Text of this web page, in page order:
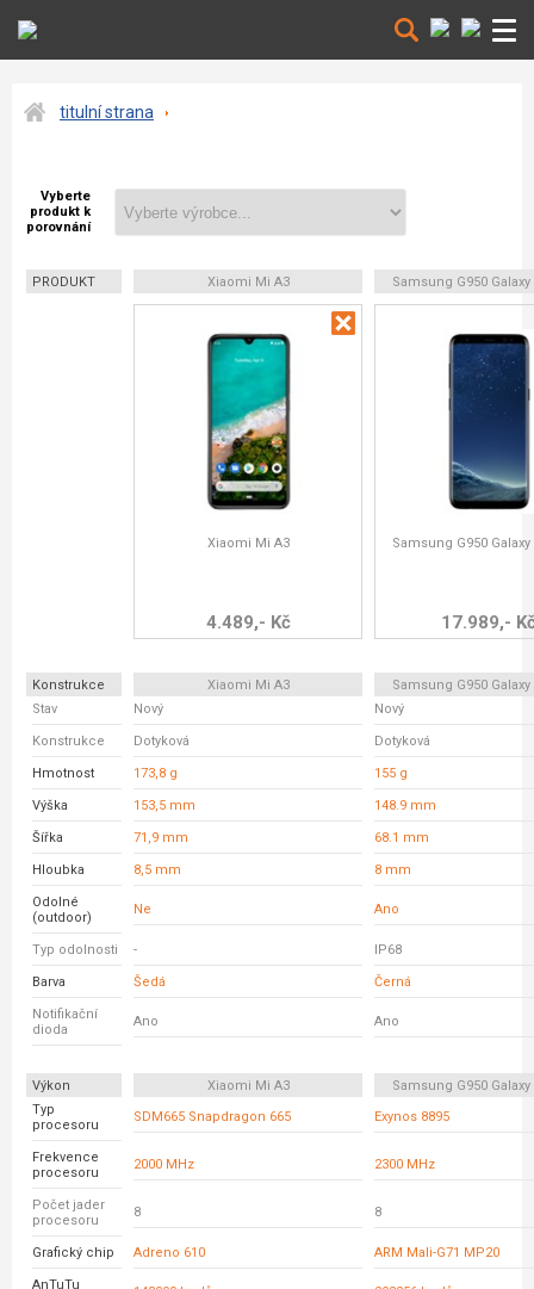
titulní strana
Vyberte
produkt k
porovnání
PRODUKT Xiaomi Mi A3 Samsung G950 Galaxy
Xiaomi Mi A3
4.489,- Kč
Samsung G950 Galaxy
17.989,-
Konstrukce Xiaomi Mi A3
Samsung G950 Galaxy
Stav
Nový Nový
Konstrukce Dotyková Dotyková
Hmotnost 173,8 g 155 g
Výška 153,5 mm 148.9 mm
Šířka 71,9 mm 68.1 mm
Hloubka 8,5 mm 8 mm
Odolné
(outdoor)
Ne Ano
Typ odolnosti - IP68
Barva Šedá Černá
Notifikační
dioda
Ano Ano
Výkon Xiaomi Mi A3
Samsung G950 Galaxy
Typ
procesoru
SDM665 Snapdragon 665 Exynos 8895
Frekvence
procesoru
2000 MHz 2300 MHz
Počet jader
procesoru
8 8
Grafický chip Adreno 610 ARM Mali-G71 MP20
AnTuTu